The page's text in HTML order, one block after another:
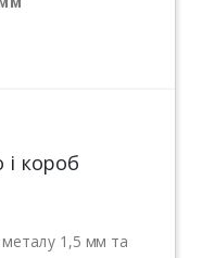
короб
1,5 мм та